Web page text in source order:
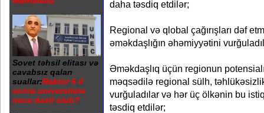
Sovet təhsil elitası və
cavabsız qalan
suallar:Rektor 6 il
sonra universitetə
necə daxil olub?
daha təsdiq etdilər;
Regional və qlobal çağırışları dəf
əməkdaşlığın əhəmiyyətini
Əməkdaşlıq üçün regionun
məqsədilə regional sülh,
vurğuladılar və hər üç ölkənin bu
təsdiq etdilər;